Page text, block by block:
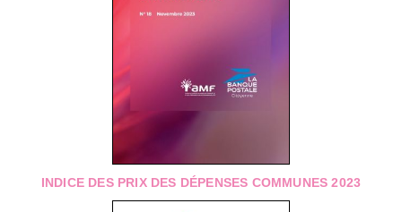
INDICE DES PRIX DES DÉPENSES COMMUNES 2023